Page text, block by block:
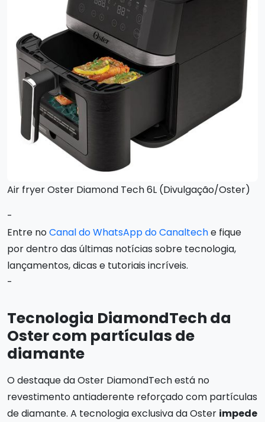
Air fryer Oster Diamond Tech 6L (Divulgação/Oster)
-
Entre noCanal do WhatsApp do Canalteche fique
por dentro das últimas notícias sobre tecnologia,
lançamentos, dicas e tutoriais incríveis.
-
Tecnologia DiamondTech da
Oster com partículas de
diamante
O destaque da Oster DiamondTech está no
revestimento antiaderente reforçado com partículas
de diamante. A tecnologia exclusiva da Oster impede